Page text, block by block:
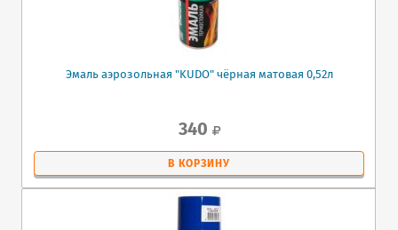
Эмаль аэрозольная "KUDO" чёрная матовая 0,52л
340
В КОРЗИНУ